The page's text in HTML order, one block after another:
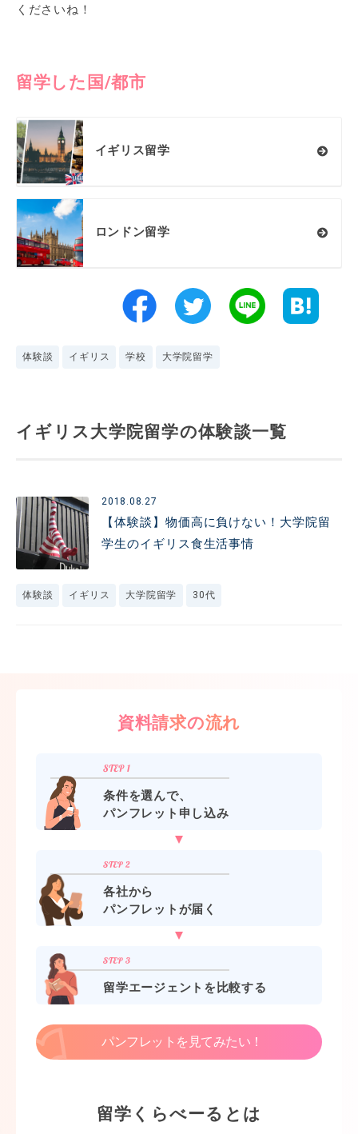
くださいね！
留学した国/都市
イギリス留学
ロンドン留学
体験談 イギリス 学校 大学院留学
イギリス大学院留学の体験談一覧
2018.08.27
【体験談】物価高に負けない！大学院留
学生のイギリス食生活事情
体験談 イギリス 大学院留学 30代
資料請求の流れ
条件を選んで、
パンフレット申し込み
各社から
パンフレットが届く
留学エージェントを比較する
パンフレットを見てみたい！
留学くらべーるとは